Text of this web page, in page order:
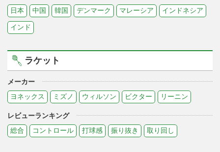
日本
中国 韓国 デンマーク マレーシア インドネシア
インド
ラケット
メーカー
ヨネックス
ミズノ ウィルソン ビクター リーニン
レビューランキング
総合
コントロール 打球感 振り抜き 取り回し